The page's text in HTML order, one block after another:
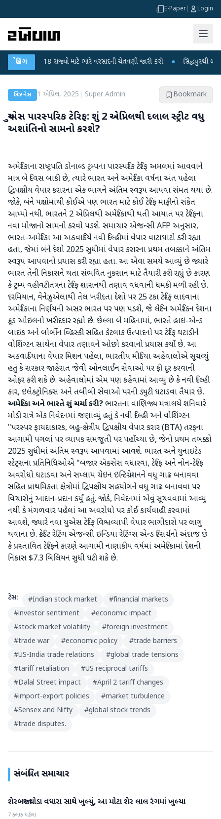
E-Paper Login
બ્રેકિંગ
18 રાજ્યો માટે ભારે વરસાદની ચેતવણી જારી કરી ● સિદ્ધપુરથી બોમ્બ
બિઝનેસ 1 એપ્રિલ, 2025 Super Admin Bookmark
યુએસ પારસ્પરિક ટેરિફ: શું 2 એપ્રિલથી દલાલ સ્ટ્રીટ વધુ
અશાંતિનો સામનો કરશે?
અમેરિકાના રાષ્ટ્રપતિ ડોનાલ્ડ ટ્રમ્પના પારસ્પરિક ટેરિફ અમલમાં આવવાને
માત્ર બે દિવસ બાકી છે, ત્યારે ભારત અને અમેરિકા વર્ષના અંત પહેલા
દ્વિપક્ષીય વેપાર કરારના એક ભાગને અંતિમ સ્વરૂપ આપવા સંમત થયા છે.
જોકે, બંને પક્ષોમાંથી કોઈએ પણ ભારત માટે કોઈ ટેરિફ માફીનો સંકેત
આપ્યો નથી. ભારતને 2 એપ્રિલથી અમેરિકાથી થતી આયાત પર ટેરિફના
નવા મોજાનો સામનો કરવો પડશે. સમાચાર એજન્સી AFP અનુસાર,
ભારત-અમેરિકા આ અઠવાડિયે નવી દિલ્હીમાં વેપાર વાટાઘાટો કરી રહ્યા
હતા, જેમાં બંને દેશો 2025 સુધીમાં વેપાર કરારના પ્રથમ તબક્કાને અંતિમ
સ્વરૂપ આપવાનો પ્રયાસ કરી રહ્યા હતા. આ એવા સમયે આવ્યું છે જ્યારે
ભારત તેની નિકાસને થતા સંભવિત નુકસાન માટે તૈયારી કરી રહ્યું છે કારણ
કે ટ્રમ્પ વહીવટીતંત્રના ટેરિફ શાસનથી તણાવ વધવાની ધમકી મળી રહી છે.
દરમિયાન, વેનેઝુએલાથી તેલ ખરીદતા દેશો પર 25 ટકા ટેરિફ લાદવાના
અમેરિકાના નિર્ણયની અસર ભારત પર પણ પડશે, જે લેટિન અમેરિકન દેશના
ક્રૂડ ઓઇલનો ખરીદદાર રહ્યો છે. છેલ્લા બે મહિનામાં, ભારતે હાઇ-એન્ડ
બાઇક અને બોર્બોન વ્હિસ્કી સહિત કેટલાક ઉત્પાદનો પર ટેરિફ ઘટાડીને
વોશિંગ્ટન સાથેના વેપાર તણાવને ઓછો કરવાનો પ્રયાસ કર્યો છે. આ
અઠવાડિયાના વેપાર મિશન પહેલા, ભારતીય મીડિયા અહેવાલોએ સૂચવ્યું
હતું કે સરકાર જાહેરાત જેવી ઓનલાઈન સેવાઓ પર ફી દૂર કરવાની
ઓફર કરી શકે છે. અહેવાલોમાં એમ પણ કહેવામાં આવ્યું છે કે નવી દિલ્હી
કાર, ઇલેક્ટ્રોનિક્સ અને તબીબી સેવાઓ પરની ડ્યુટી ઘટાડવા તૈયાર છે.
અમેરિકા અને ભારતે શું ચર્ચા કરી?ભારતના વાણિજ્ય મંત્રાલયે શનિવારે
મોડી રાત્રે એક નિવેદનમાં જણાવ્યું હતું કે નવી દિલ્હી અને વોશિંગ્ટન
"પરસ્પર ફાયદાકારક, બહુ-ક્ષેત્રીય દ્વિપક્ષીય વેપાર કરાર (BTA) તરફના
આગામી પગલાં પર વ્યાપક સમજૂતી પર પહોંચ્યા છે, જેનો પ્રથમ તબક્કો
2025 સુધીમાં અંતિમ સ્વરૂપ આપવામાં આવશે. ભારત અને યુનાઇટેડ
સ્ટેટ્સના પ્રતિનિધિઓએ "બજાર ઍક્સેસ વધારવા, ટેરિફ અને નોન-ટેરિફ
અવરોધો ઘટાડવા અને સપ્લાય ચેઇન ઇન્ટિગ્રેશનને વધુ ગાઢ બનાવવા
સહિત પ્રાથમિકતા ક્ષેત્રોમાં દ્વિપક્ષીય સહયોગને વધુ ગાઢ બનાવવા પર
વિચારોનું આદાન-પ્રદાન કર્યું હતું. જોકે, નિવેદનમાં એવું સૂચવવામાં આવ્યું
નથી કે મંગળવાર પહેલાં આ અવરોધો પર કોઈ કાર્યવાહી કરવામાં
આવશે, જ્યારે નવા યુએસ ટેરિફ વિશ્વવ્યાપી વેપાર ભાગીદારો પર લાગુ
થવાના છે. ક્રેડિટ રેટિંગ એજન્સી ઇન્ડિયા રેટિંગ્સ એન્ડ રિસર્ચનો અંદાજ છે
કે પ્રસ્તાવિત ટેરિફને કારણે આગામી નાણાકીય વર્ષમાં અમેરિકામાં દેશની
નિકાસ $7.3 બિલિયન સુધી ઘટી શકે છે.
ટેગ્સ: #Indian stock market #financial markets
#investor sentiment #economic impact
#stock market volatility #foreign investment
#trade war #economic policy #trade barriers
#US-India trade relations #global trade tensions
#tariff retaliation #US reciprocal tariffs
#Dalal Street impact #April 2 tariff changes
#import-export policies #market turbulence
#Sensex and Nifty #global stock trends
#trade disputes.
સંબંધિત સમાચાર
બિઝનેસ
શેરબજાર થોડા વધારા સાથે ખુલ્યું, આ મોટા શેર લાલ રંગમાં ખુલ્યા
7 કલાક પહેલા